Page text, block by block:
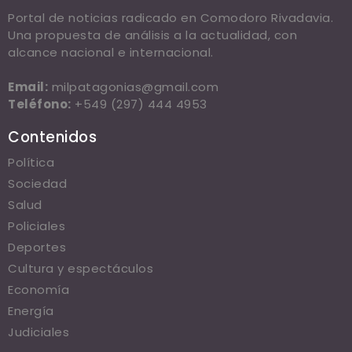
Portal de noticias radicado en Comodoro Rivadavia.
Una propuesta de análisis a la actualidad, con
alcance nacional e internacional.
Email: milpatagonias@gmail.com
Teléfono: +549 (297) 444 4953
Contenidos
Política
Sociedad
Salud
Policiales
Deportes
Cultura y espectáculos
Economía
Energía
Judiciales